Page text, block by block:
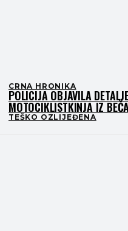
CRNA HRONIKA
POLICIJA OBJAVILA
MOTOCIKLISTKINJA IZ
TEŠKO OZLIJEĐENA